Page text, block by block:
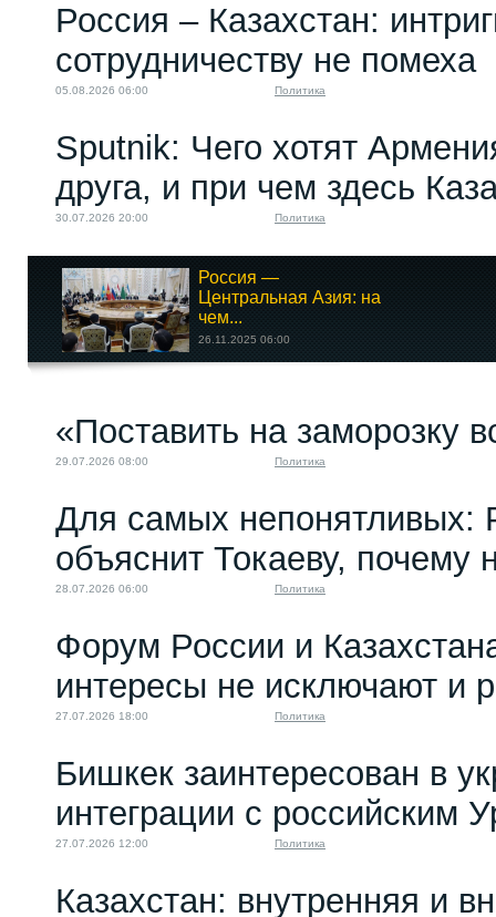
Россия – Казахстан:
сотрудничеству не помеха
05.08.2026 06:00 Политика
Sputnik: Чего хотят
друга, и при чем здесь
30.07.2026 20:00 Политика
Россия —
Центральная Азия: на
чем...
26.11.2025 06:00
Социалистическая
партия Казахстана...
25.11.2024 10:00
«Поставить на заморозку
29.07.2026 08:00 Политика
Для самых непонятливых:
объяснит Токаеву,
28.07.2026 06:00 Политика
Форум России и
интересы не исключают и
27.07.2026 18:00 Политика
Бишкек заинтересован в
интеграции с российским
27.07.2026 12:00 Политика
Казахстан: внутренняя и